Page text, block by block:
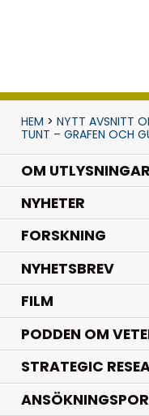
HEM > NYTT AVSNITT
TUNT – GRAFEN OCH
OM UTLYSNINGAR
NYHETER.
FORSKNING.
NYHETSBREV
FILM
PODDEN OM
STRATEGIC